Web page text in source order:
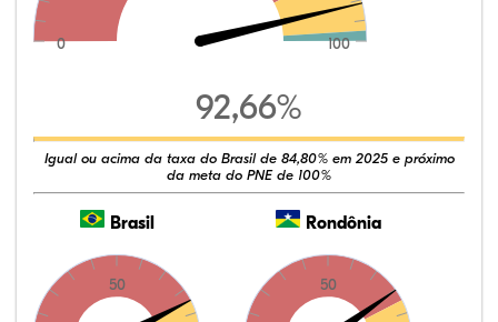
0 100
92,66%
Igual ou acima da taxa do Brasil de 84,80% em 2025 e próximo
da meta do PNE de 100%
Brasil
50
Rondônia
50